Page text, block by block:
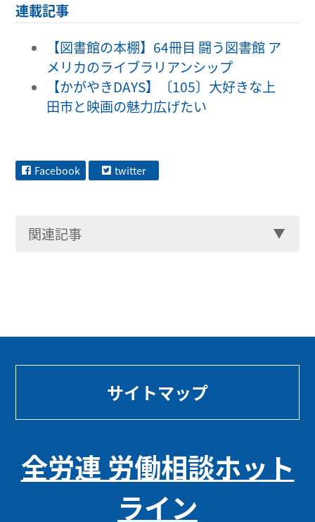
連載記事
【図書館の本棚】64冊目 闘う図書館 ア
メリカのライブラリアンシップ
【かがやきDAYS】〔105〕大好きな上
田市と映画の魅力広げたい
Facebook twitter
関連記事
サイトマップ
全労連 労働相談ホット
ライン